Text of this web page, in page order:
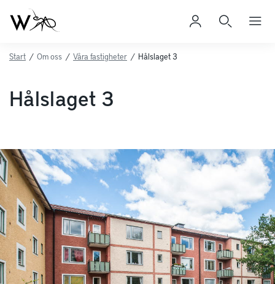
Start / Om oss / Våra fastigheter / Hålslaget 3
Hålslaget 3